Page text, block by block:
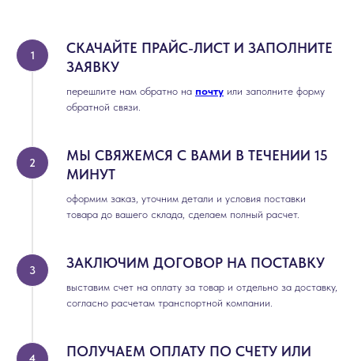
СКАЧАЙТЕ ПРАЙС-ЛИСТ И ЗАПОЛНИТЕ
ЗАЯВКУ
перешлите нам обратно на почту или заполните форму
обратной связи.
МЫ СВЯЖЕМСЯ С ВАМИ В ТЕЧЕНИИ 15
МИНУТ
оформим заказ, уточним детали и условия поставки
товара до вашего склада, сделаем полный расчет.
ЗАКЛЮЧИМ ДОГОВОР НА ПОСТАВКУ
выставим счет на оплату за товар и отдельно за доставку,
согласно расчетам транспортной компании.
ПОЛУЧАЕМ ОПЛАТУ ПО СЧЕТУ ИЛИ